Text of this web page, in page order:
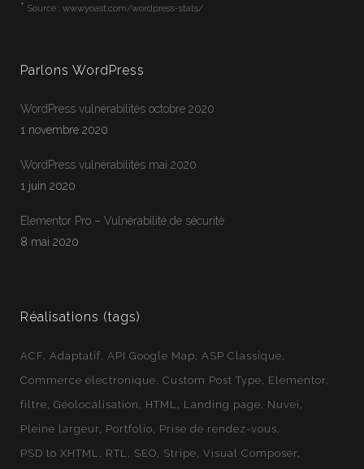
* Source : www.yoast.com/wordpress-stats/
Parlons WordPress
WordPress vulnérabilités octobre 2020
1 novembre 2020
WordPress vulnérabilités mai 2020
1 juin 2020
Elementor Pro – Vulnérabilité de sécurité
8 mai 2020
Réalisations (tags)
ACF Adaptatif API Google Map ASP Classique
Commerce électronique Custom Post Type
Elementor
filtre Géolocalisation HTML Landing page
Nuvei
Pleine largeur Portfolio
Prise de rendez-vous
PSD to XHTML
RTL SEO Stripe Visual Composer
Jean-Francois En ligne
Webloft